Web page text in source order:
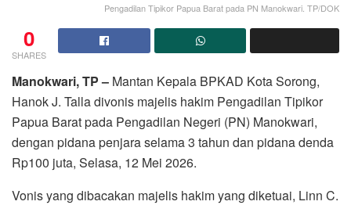
Pengadilan Tipikor Papua Barat pada PN Manokwari. TP/DOK
0
SHARES
Manokwari, TP – Mantan Kepala BPKAD Kota Sorong,
Hanok J. Talla divonis majelis hakim Pengadilan Tipikor
Papua Barat pada Pengadilan Negeri (PN) Manokwari,
dengan pidana penjara selama 3 tahun dan pidana denda
Rp100 juta, Selasa, 12 Mei 2026.
Vonis yang dibacakan majelis hakim yang diketuai, Linn C.